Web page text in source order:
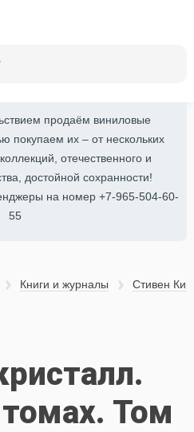
продаём виниловые
покупаем их – от нескольких
отечественного и
достойной сохранности!
на номер +7-965-504-60-
55
Книги и журналы Стивен
Том